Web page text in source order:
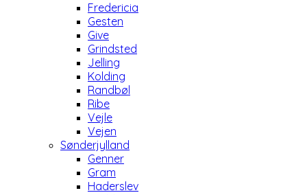
Fredericia
Gesten
Give
Grindsted
Jelling
Kolding
Randbøl
Ribe
Vejle
Vejen
Sønderjylland
Genner
Gram
Haderslev